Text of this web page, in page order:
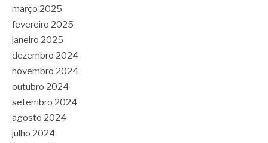
março 2025
fevereiro 2025
janeiro 2025
dezembro 2024
novembro 2024
outubro 2024
setembro 2024
agosto 2024
julho 2024